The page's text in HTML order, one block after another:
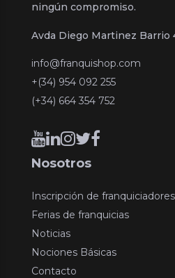
ningún compromiso.
Avda Diego Martinez Barrio
info@franquishop.com
+(34) 954 092 255
(+34) 664 354 752
Nosotros
Inscripción de franquiciadores
Ferias de franquicias
Noticias
Nociones Básicas
Contacto